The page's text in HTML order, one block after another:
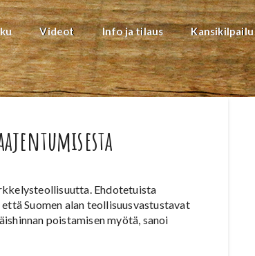
Videot Info ja tilaus Kansikilpailu
Ehdotetuista
Suomen alan teollisuusvastustavat
poistamisen myötä, sanoi